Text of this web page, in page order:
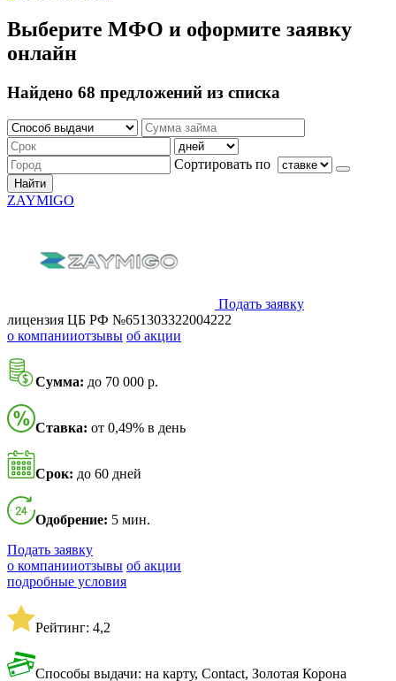
Выберите МФО и оформите заявку
онлайн
Найдено 68 предложений из списка
Сортировать по
Найти
ZAYMIGO
Подать заявку
лицензия ЦБ РФ №651303322004222
о компанииотзывы об акции
Сумма: до 70 000 р.
Ставка: от 0,49% в день
Срок: до 60 дней
Одобрение: 5 мин.
Подать заявку
о компанииотзывы об акции
подробные условия
Рейтинг: 4,2
Способы выдачи: на карту, Contact, Золотая Корона